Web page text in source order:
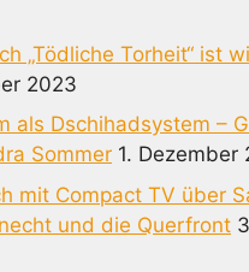
„Tödliche Torheit“ ist
2023
als Dschihadsystem –
Sommer 1. Dezember
mit Compact TV über
und die Querfront